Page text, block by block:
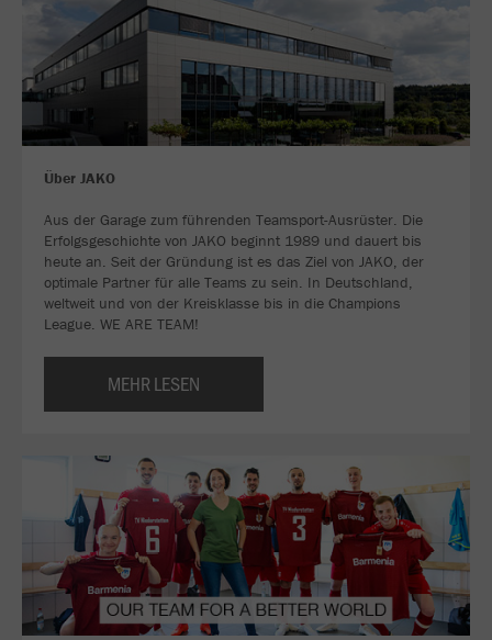
Über JAKO
Aus der Garage zum führenden Teamsport-Ausrüster. Die
Erfolgsgeschichte von JAKO beginnt 1989 und dauert bis
heute an. Seit der Gründung ist es das Ziel von JAKO, der
optimale Partner für alle Teams zu sein. In Deutschland,
weltweit und von der Kreisklasse bis in die Champions
League. WE ARE TEAM!
MEHR LESEN